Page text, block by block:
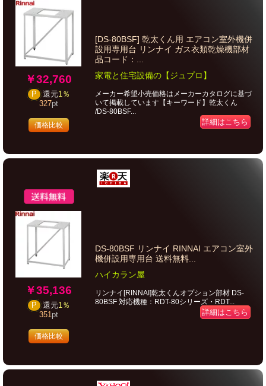
￥32,760
P 還元1％
327pt
価格比較
[DS-80BSF] 乾太くん用 エアコン室外機併
設用専用台 リンナイ ガス衣類乾燥機部材
品コード：...
家電と住宅設備の【ジュプロ】
メーカー希望小売価格はメーカーカタログに基づ
いて掲載しています【キーワード】乾太くん
/DS-80BSF...
詳細はこちら
￥35,136
P 還元1％
351pt
価格比較
DS-80BSF リンナイ RINNAI エアコン室外
機併設用専用台 送料無料...
ハイカラン屋
リンナイ[RINNAI]乾太くんオプション部材 DS-
80BSF 対応機種：RDT-80シリーズ・RDT...
詳細はこちら